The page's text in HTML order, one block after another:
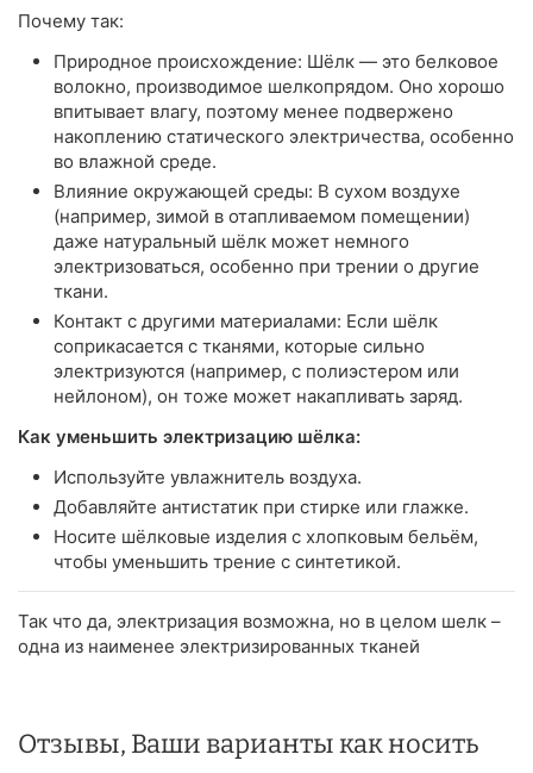
Почему так:
Природное происхождение: Шёлк — это белковое
волокно, производимое шелкопрядом. Оно хорошо
впитывает влагу, поэтому менее подвержено
накоплению статического электричества, особенно
во влажной среде.
Влияние окружающей среды: В сухом воздухе
(например, зимой в отапливаемом помещении)
даже натуральный шёлк может немного
электризоваться, особенно при трении о другие
ткани.
Контакт с другими материалами: Если шёлк
соприкасается с тканями, которые сильно
электризуются (например, с полиэстером или
нейлоном), он тоже может накапливать заряд.
Как уменьшить электризацию шёлка:
Используйте увлажнитель воздуха.
Добавляйте антистатик при стирке или глажке.
Носите шёлковые изделия с хлопковым бельём,
чтобы уменьшить трение с синтетикой.
Так что да, электризация возможна, но в целом шелк –
одна из наименее электризированных тканей
Отзывы, Ваши варианты как носить